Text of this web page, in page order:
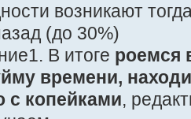
возникают
(до 30%)
В итоге роемся
времени,
с копейками,